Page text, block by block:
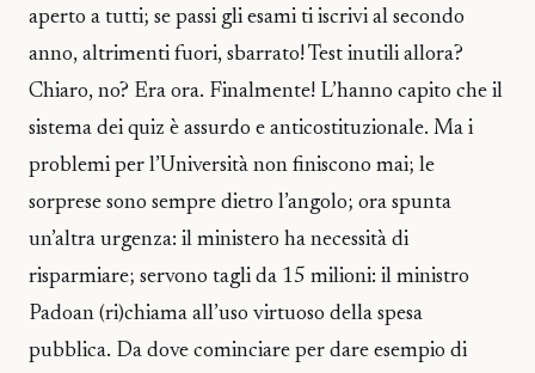
aperto a tutti; se passi gli esami ti iscrivi al secondo
anno, altrimenti fuori, sbarrato! Test inutili allora?
Chiaro, no? Era ora. Finalmente! L’hanno capito che il
sistema dei quiz è assurdo e anticostituzionale. Ma i
problemi per l’Università non finiscono mai; le
sorprese sono sempre dietro l’angolo; ora spunta
un’altra urgenza: il ministero ha necessità di
risparmiare; servono tagli da 15 milioni: il ministro
Padoan (ri)chiama all’uso virtuoso della spesa
pubblica. Da dove cominciare per dare esempio di